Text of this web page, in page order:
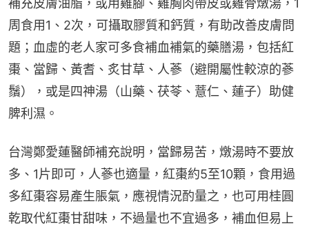
補充皮膚油脂，或用雞腳、雞胸肉帶皮或雞骨燉湯，1
周食用1、2次，可攝取膠質和鈣質，有助改善皮膚問
題；血虛的老人家可多食補血補氣的藥膳湯，包括紅
棗、當歸、黃耆、炙甘草、人蔘（避開屬性較涼的蔘
鬚），或是四神湯（山藥、茯苓、薏仁、蓮子）助健
脾利濕。
台灣鄭愛蓮醫師補充說明，當歸易苦，燉湯時不要放
多、1片即可，人蔘也適量，紅棗約5至10顆，食用過
多紅棗容易產生脹氣，應視情況酌量之，也可用桂圓
乾取代紅棗甘甜味，不過量也不宜過多，補血但易上